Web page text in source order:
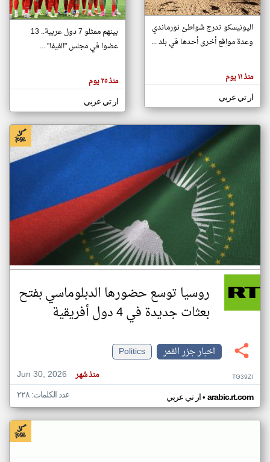
تغيير الدولة
اخبار جزر القمر على مدار الساعة
أهم اخبار جزر القمر العاجلة والمباشرة
هنا عن
وجهة
كاتبيها.
اليونيسكو تدرج شواطئ نورماندي
وعدة مواقع أخرى أحدها في بلد ...
منذ ١١ يوم
ار تي عربي
بينهم ممثلو 7 دول عربية.. 13
عضوا في مجلس "الفيفا" ...
منذ ٢٥ يوم
ار تي عربي
روسيا توسع حضورها الدبلوماسي بفتح
بعثات جديدة في 4 دول أفريقية
اخبار جزر القمر
Politics
Jun 30, 2026
منذ شهر TG39ZI
ار تي عربي• arabic.rt.com عدد الكلمات: ٢٢٨
klyoum.com